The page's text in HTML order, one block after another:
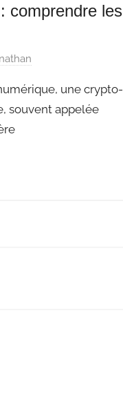
comprendre les
une crypto-
souvent appelée